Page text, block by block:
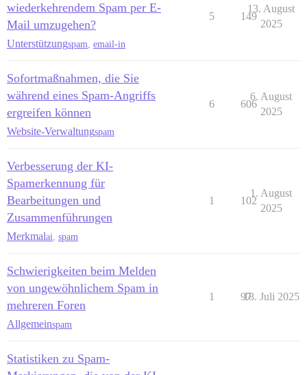
wiederkehrendem Spam per E-
Mail umzugehen?
Unterstützungspam email-in
5 149
13. August
2025
Sofortmaßnahmen, die Sie
während eines Spam-Angriffs
ergreifen können
Website-Verwaltungspam
6 606
6. August
2025
Verbesserung der KI-
Spamerkennung für
Bearbeitungen und
Zusammenführungen
Merkmalai spam
1 102
1. August
2025
Schwierigkeiten beim Melden
von ungewöhnlichem Spam in
mehreren Foren
Allgemeinspam
1 97
18. Juli 2025
Statistiken zu Spam-